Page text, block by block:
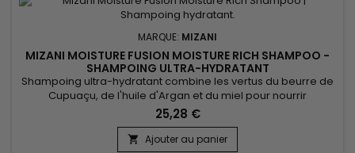
MARQUE: MIZANI
MIZANI MOISTURE FUSION MOISTURE RICH SHAMPOO -
SHAMPOING ULTRA-HYDRATANT
Shampoing ultra-hydratant combine les vertus du beurre de
Cupuaçu, de l'huile d'Argan et du miel pour nourrir
intensément les cheveux secs et abîmés. Riche en acides
gras essentiels et en antioxydants, le beurre de Cupuaçu
améliore l'élasticité et hydrate profondément la fibre
25,28 €
 Ajouter au panier